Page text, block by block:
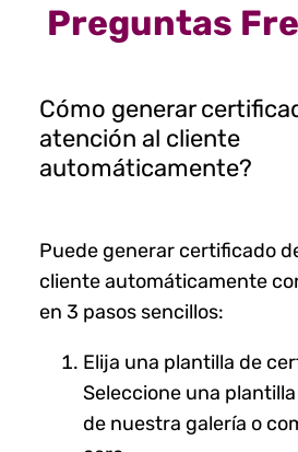
Preguntas
Cómo generar
atención al cliente
automáticamente?
Puede generar certificado
cliente automáticamente
en 3 pasos sencillos:
Elija una plantilla de
Seleccione una
de nuestra galería o